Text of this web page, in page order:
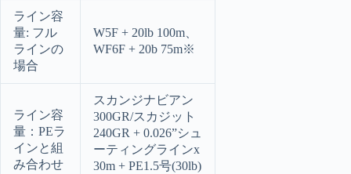
ライン容
量: フル
ラインの
場合
W5F + 20lb 100m、
WF6F + 20b 75m※
ライン容
量：PEラ
インと組
み合わせ
スカンジナビアン
300GR/スカジット
240GR + 0.026”シュ
ーティングラインx
30m + PE1.5号(30lb)